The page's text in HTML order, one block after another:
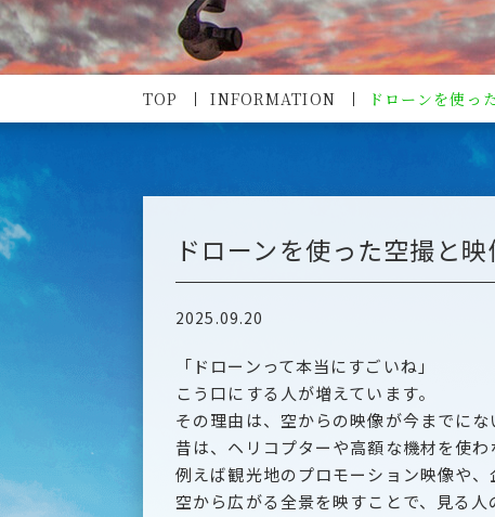
TOP INFORMATION ドローンを使っ
ドローンを使った空撮と
2025.09.20
「ドローンって本当にすごいね」
こう口にする人が増えています。
その理由は、空からの映像が今までにな
昔は、ヘリコプターや高額な機材を使
例えば観光地のプロモーション映像や、
空から広がる全景を映すことで、見る人